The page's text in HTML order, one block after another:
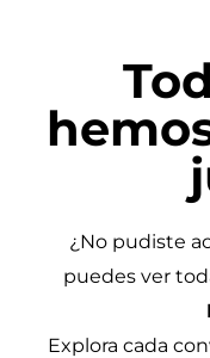
¿No pudiste
puedes ver
Explora cada